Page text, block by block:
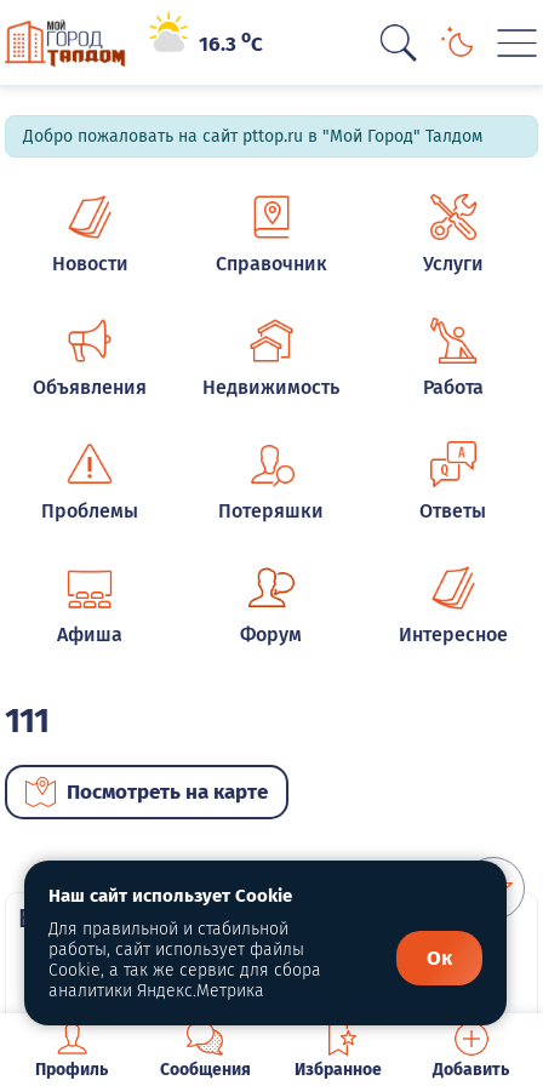
16.3oC
Добро пожаловать на сайт pttop.ru в "Мой Город" Талдом
Новости Справочник Услуги
Объявления Недвижимость Работа
Проблемы Потеряшки Ответы
Афиша Форум Интересное
111
Посмотреть на карте
ВИП автомобили
Профиль Сообщения Избранное Добавить
Наш сайт использует Cookie
Для правильной и стабильной
работы, сайт использует файлы
Cookie, а так же сервис для сбора
аналитики Яндекс.Метрика
Ок